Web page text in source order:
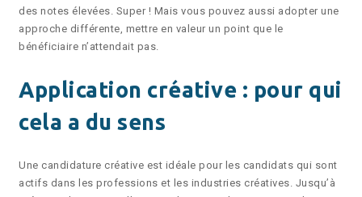
des notes élevées. Super ! Mais vous pouvez aussi adopter une
approche différente, mettre en valeur un point que le
bénéficiaire n’attendait pas.
Application créative : pour qui
cela a du sens
Une candidature créative est idéale pour les candidats qui sont
actifs dans les professions et les industries créatives. Jusqu’à